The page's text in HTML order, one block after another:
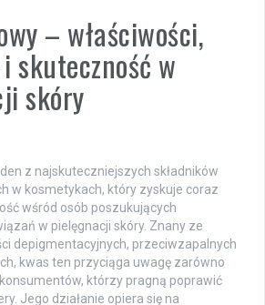
– właściwości,
skuteczność w
skóry
z najskuteczniejszych składników
w kosmetykach, który zyskuje coraz
wśród osób poszukujących
w pielęgnacji skóry. Znany ze
depigmentacyjnych, przeciwzapalnych
kwas ten przyciąga uwagę zarówno
którzy pragną poprawić
Jego działanie opiera się na